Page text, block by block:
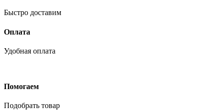
Быстро доставим
Оплата
Удобная оплата
Помогаем
Подобрать товар